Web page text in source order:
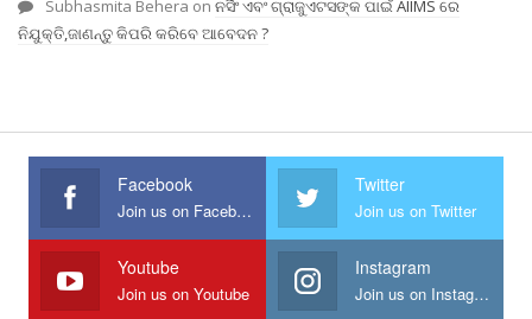
Subhasmita Behera on ନର୍ସିଂ ଏବଂ ଗ୍ରାଜୁଏଟସଙ୍କ ପାଇଁ AIIMS ରେ
ନିଯୁକ୍ତି,ଜାଣନ୍ତୁ କିପରି କରିବେ ଆବେଦନ ?
Facebook
Join us on Facebook
Twitter
Join us on Twitter
Youtube
Join us on Youtube
Instagram
Join us on Instagram